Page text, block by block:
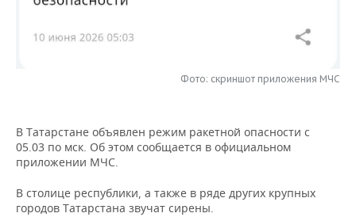
ТРАНСПОРТ
УСЛУГИ
IT
МЕДИА
НОВОСТИ МЕРОПРИЯТИЙ
ВЫЕЗДНАЯ РЕДАКЦИЯ
ОТКРЫТАЯ ЛЕКЦИЯ
СПОРТ
НОВОСТИ СПОРТА
БАСКЕТБОЛ
ВОЛЕЙБОЛ
ОБЩЕСТВО
ИНФРАСТРУКТУРА
ИСТОРИЯ
СПРАВОЧНИК
СПИСОК ПЕРСОН
ПОЛНАЯ ВЕРСИЯ
Фото: скриншот приложения МЧС
В Татарстане объявлен режим ракетной опасности с
05.03 по мск. Об этом сообщается в официальном
приложении МЧС.
В столице республики, а также в ряде других крупных
городов Татарстана звучат сирены.